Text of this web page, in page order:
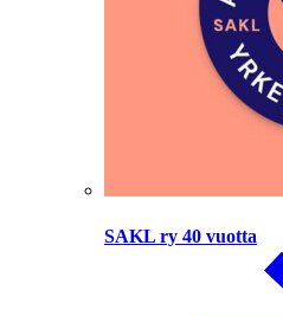
SAKL ry 40 vuotta